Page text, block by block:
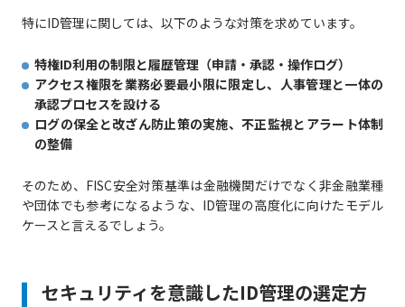
特にID管理に関しては、以下のような対策を求めています。
特権ID利用の制限と履歴管理（申請・承認・操作ログ）
アクセス権限を業務必要最小限に限定し、人事管理と一体の
承認プロセスを設ける
ログの保全と改ざん防止策の実施、不正監視とアラート体制
の整備
そのため、FISC安全対策基準は金融機関だけでなく非金融業種
や団体でも参考になるような、ID管理の高度化に向けたモデル
ケースと言えるでしょう。
セキュリティを意識したID管理の選定方